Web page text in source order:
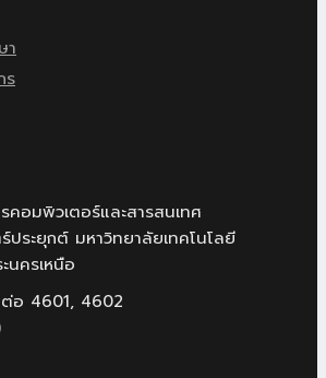
า
ร
คอมพิวเตอร์และสารสนเทศ
ประยุกต์ มหาวิทยาลัยเทคโนโลยี
นครเหนือ
อ 4601, 4602